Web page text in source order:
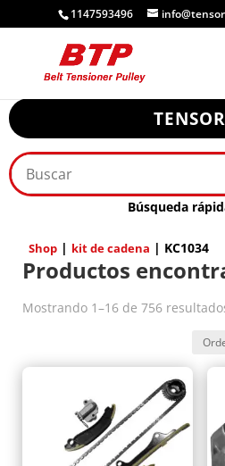
1147593496
Búsqueda
Shop | kit de cadena | KC1034
Productos
Mostrando 1–16 de 756